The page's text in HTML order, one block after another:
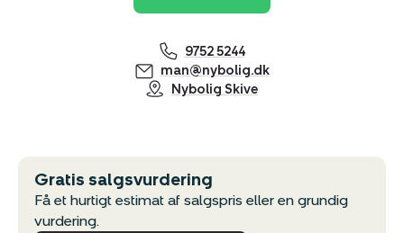
9752 5244
man@nybolig.dk
Nybolig Skive
Gratis salgsvurdering
Få et hurtigt estimat af salgspris eller en grundig
vurdering.